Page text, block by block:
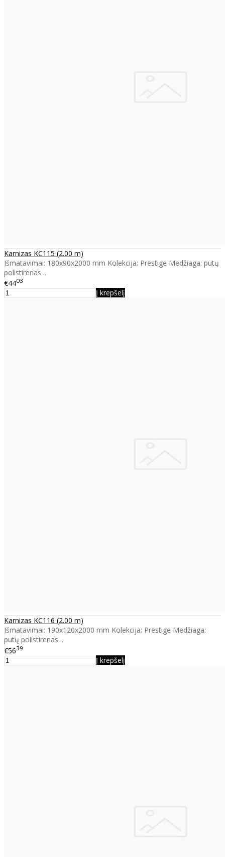
Karnizas KC115 (2.00 m)
Išmatavimai: 180x90x2000 mm Kolekcija: Prestige Medžiaga: putų
polistirenas ..
€4403
Į krepšelį
Karnizas KC116 (2.00 m)
Išmatavimai: 190x120x2000 mm Kolekcija: Prestige Medžiaga:
putų polistirenas ..
€5639
Į krepšelį